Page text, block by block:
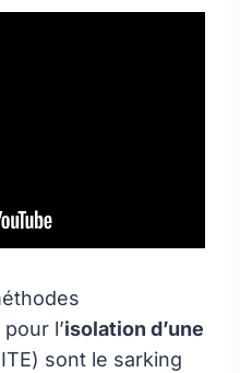
l’isolation d’une
sont le sarking